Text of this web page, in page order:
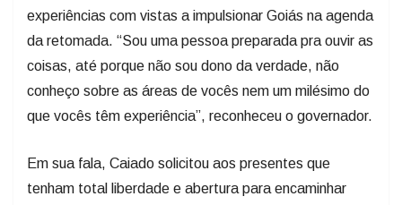
experiências com vistas a impulsionar Goiás na agenda
da retomada. “Sou uma pessoa preparada pra ouvir as
coisas, até porque não sou dono da verdade, não
conheço sobre as áreas de vocês nem um milésimo do
que vocês têm experiência”, reconheceu o governador.
Em sua fala, Caiado solicitou aos presentes que
tenham total liberdade e abertura para encaminhar